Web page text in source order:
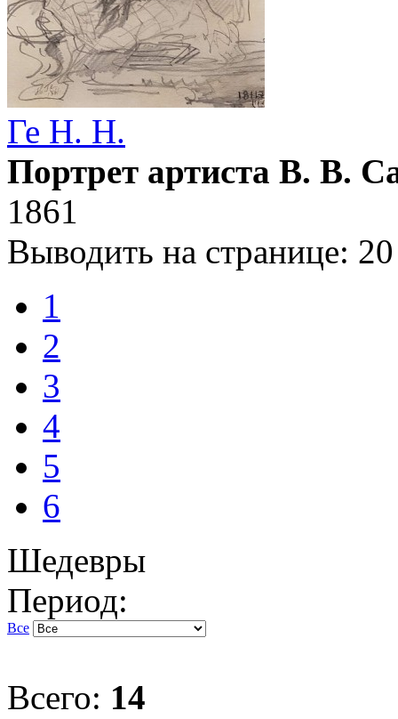
Ге Н. Н.
Портрет артиста В. В.
1861
Выводить на странице: 20
1
2
3
4
5
6
Шедевры
Период:
Все
Всего: 14